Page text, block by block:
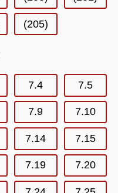
(205)
7.4 7.5
7.9 7.10
7.14 7.15
7.19 7.20